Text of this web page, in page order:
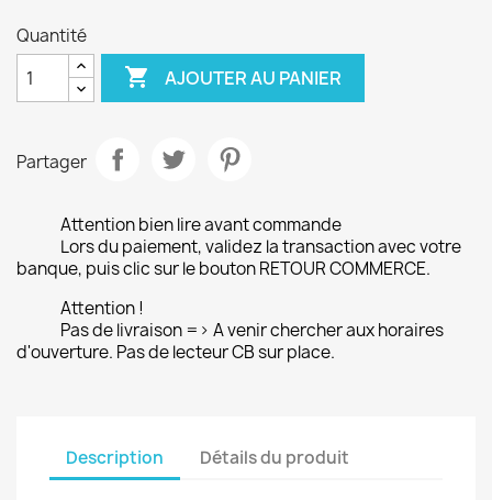
Quantité
 AJOUTER AU PANIER
Partager
Attention bien lire avant commande
Lors du paiement, validez la transaction avec votre
banque, puis clic sur le bouton RETOUR COMMERCE.
Attention !
Pas de livraison => A venir chercher aux horaires
d'ouverture. Pas de lecteur CB sur place.
Description Détails du produit